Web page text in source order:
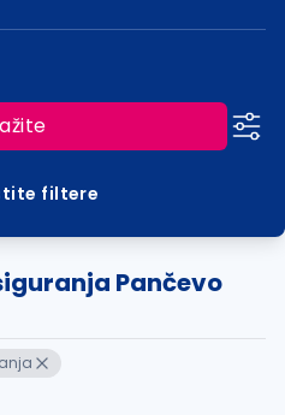
filtere
Pančevo